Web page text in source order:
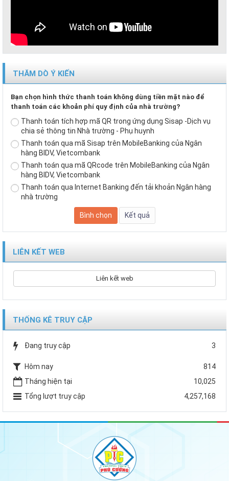
THĂM DÒ Ý KIẾN
Bạn chọn hình thức thanh toán không dùng tiền mặt nào để
thanh toán các khoản phí quy định của nhà trường?
Thanh toán tích hợp mã QR trong ứng dụng Sisap -Dịch vụ
chia sẻ thông tin Nhà trường - Phụ huynh
Thanh toán qua mã Sisap trên MobileBanking của Ngân
hàng BIDV, Vietcombank
Thanh toán qua mã QRcode trên MobileBanking của Ngân
hàng BIDV, Vietcombank
Thanh toán qua Internet Banking đến tải khoản Ngân hàng
nhà trường
LIÊN KẾT WEB
Liên kết web
THỐNG KÊ TRUY CẬP
Đang truy cập 3
Hôm nay
814
Tháng hiện tại
10,025
Tổng lượt truy cập
4,257,168